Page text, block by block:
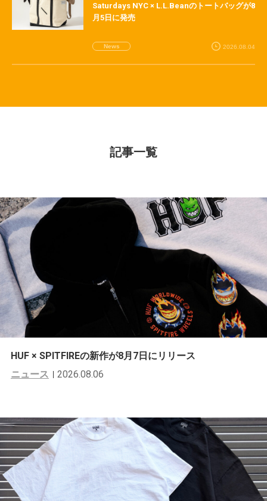
Saturdays NYC × L.L.Beanのトートバッグが8
月5日に発売
News 2026.08.04
記事一覧
HUF × SPITFIREの新作が8月7日にリリース
ニュース
2026.08.06